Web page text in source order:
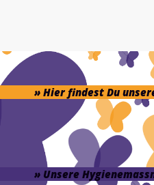
» Hier findest Du
» Unsere